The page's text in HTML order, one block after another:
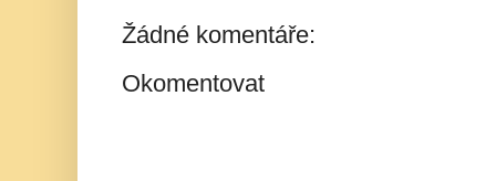
Žádné komentáře:
Okomentovat